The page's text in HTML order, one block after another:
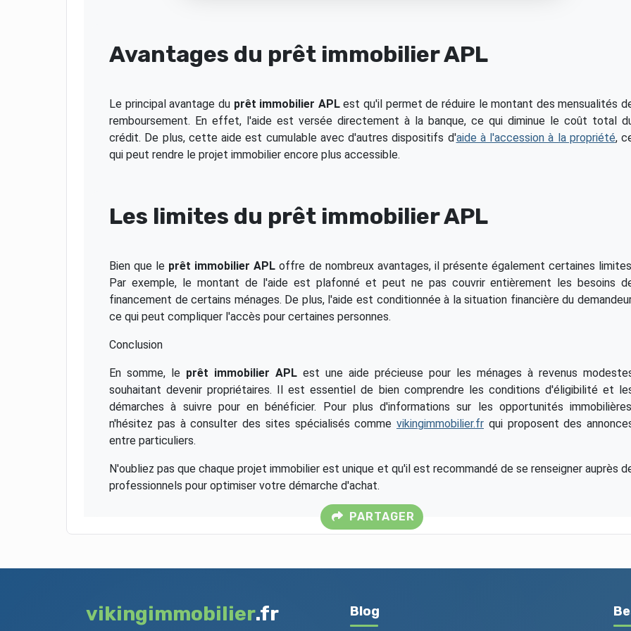
Avantages du prêt immobilier APL
Le principal avantage du prêt immobilier APLest qu'il permet de réduire le montant des mensualités
remboursement. En effet, l'aide est versée directement à la banque, ce qui diminue le coût total
crédit. De plus, cette aide est cumulable avec d'autres dispositifs d'aide à l'accession à la propriété,
qui peut rendre le projet immobilier encore plus accessible.
Les limites du prêt immobilier APL
Bien que le prêt immobilier APL offre de nombreux avantages, il présente également certaines
Par exemple, le montant de l'aide est plafonné et peut ne pas couvrir entièrement les besoins
financement de certains ménages. De plus, l'aide est conditionnée à la situation financière du
ce qui peut compliquer l'accès pour certaines personnes.
Conclusion
En somme, le prêt immobilier APL est une aide précieuse pour les ménages à revenus
souhaitant devenir propriétaires. Il est essentiel de bien comprendre les conditions d'éligibilité et
démarches à suivre pour en bénéficier. Pour plus d'informations sur les opportunités
n'hésitez pas à consulter des sites spécialisés comme vikingimmobilier.fr qui proposent des
entre particuliers.
N'oubliez pas que chaque projet immobilier est unique et qu'il est recommandé de se renseigner auprès
professionnels pour optimiser votre démarche d'achat.
PARTAGER
vikingimmobilier.fr Blog